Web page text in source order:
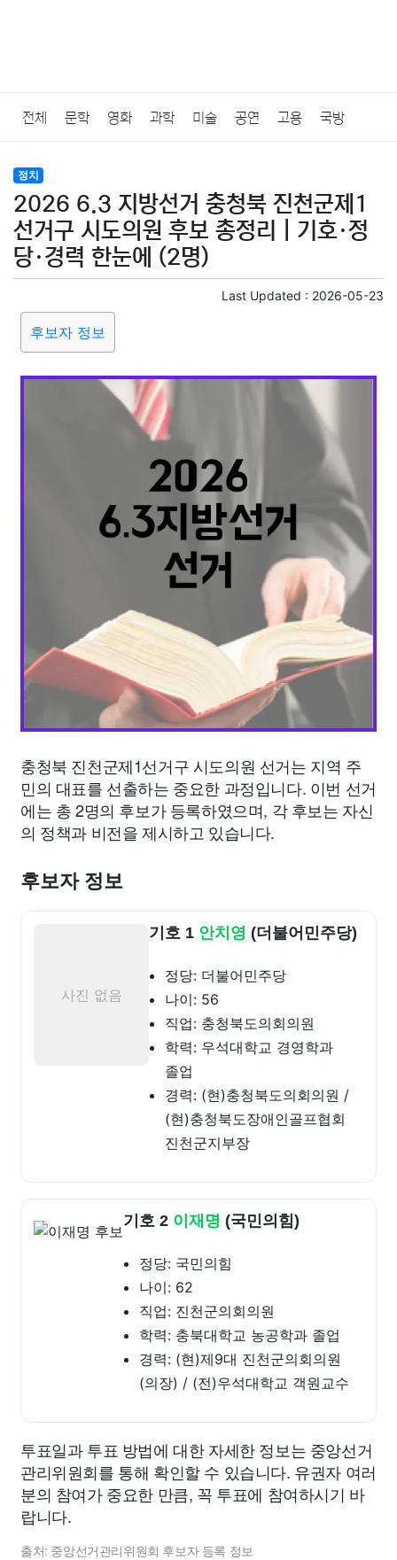
전체 문학 영화 과학 미술 공연 고용 국방
법률
질병 가요 방송 일상 주식 암호화폐 블록체인
결혼 육아 반려동물 패션
요리 상품리뷰
정치 건강
교육 교통 생활
정치
2026 6.3 지방선거 충청북 진천군제1
선거구 시도의원 후보 총정리｜기호·정
당·경력 한눈에 (2명)
Last Updated : 2026-05-23
후보자 정보
충청북 진천군제1선거구 시도의원 선거는 지역 주
민의 대표를 선출하는 중요한 과정입니다. 이번 선거
에는 총 2명의 후보가 등록하였으며, 각 후보는 자신
의 정책과 비전을 제시하고 있습니다.
후보자 정보
사진 없음
기호 1 안치영 (더불어민주당)
정당: 더불어민주당
나이: 56
직업: 충청북도의회의원
학력: 우석대학교 경영학과
졸업
경력: (현)충청북도의회의원 /
(현)충청북도장애인골프협회
진천군지부장
기호 2 이재명 (국민의힘)
정당: 국민의힘
나이: 62
직업: 진천군의회의원
학력: 충북대학교 농공학과 졸업
경력: (현)제9대 진천군의회의원
(의장) / (전)우석대학교 객원교수
투표일과 투표 방법에 대한 자세한 정보는 중앙선거
관리위원회를 통해 확인할 수 있습니다. 유권자 여러
분의 참여가 중요한 만큼, 꼭 투표에 참여하시기 바
랍니다.
출처: 중앙선거관리위원회 후보자 등록 정보